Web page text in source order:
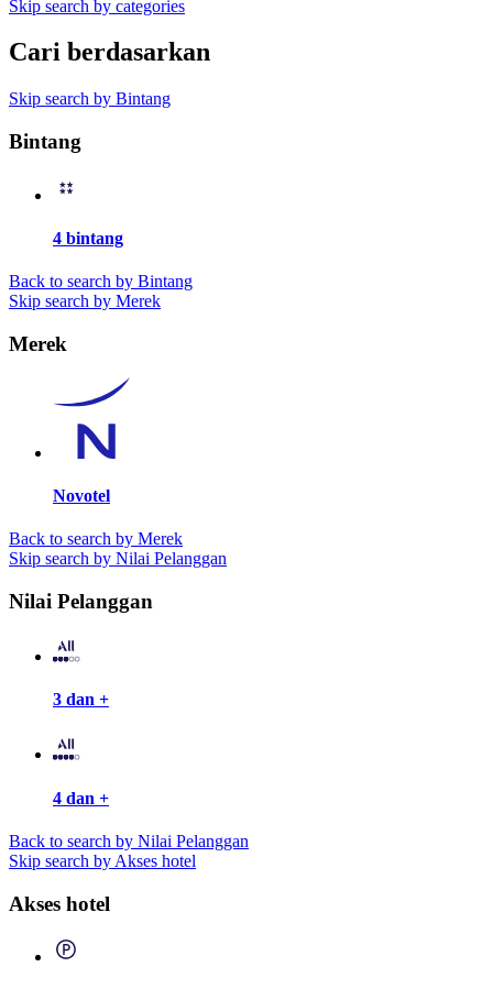
Skip search by categories
Cari berdasarkan
Skip search by Bintang
Bintang
4 bintang
Back to search by Bintang
Skip search by Merek
Merek
Novotel
Back to search by Merek
Skip search by Nilai Pelanggan
Nilai Pelanggan
3 dan +
4 dan +
Back to search by Nilai Pelanggan
Skip search by Akses hotel
Akses hotel